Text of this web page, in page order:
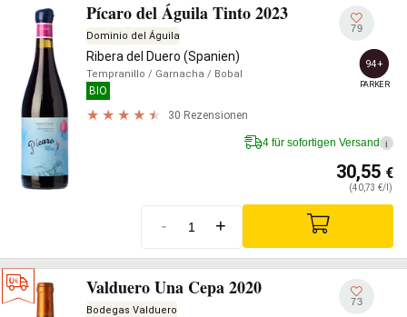
Pícaro del Águila Tinto 2023
Dominio del Águila
Ribera del Duero (Spanien)
Tempranillo / Garnacha / Bobal
BIO
30 Rezensionen
79
94+
PARKER
4 für sofortigen Versand i
30,55 €
(40,73 €/l)
- +
Valduero Una Cepa 2020
Bodegas Valduero
73